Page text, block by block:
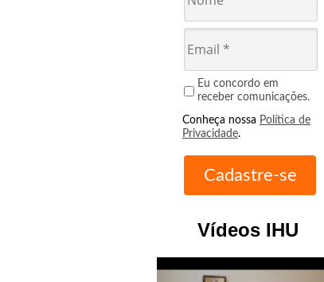
Eu concordo em
receber comunicações.
Conheça nossa Política de
Privacidade.
Vídeos IHU